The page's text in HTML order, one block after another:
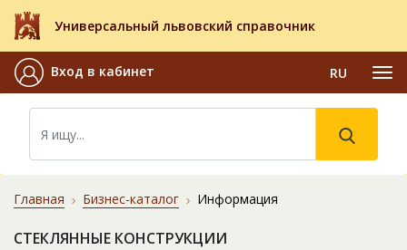
Универсальный львовский справочник
Вход в кабинет RU
Главная Бизнес-каталог Информация
СТЕКЛЯННЫЕ КОНСТРУКЦИИ